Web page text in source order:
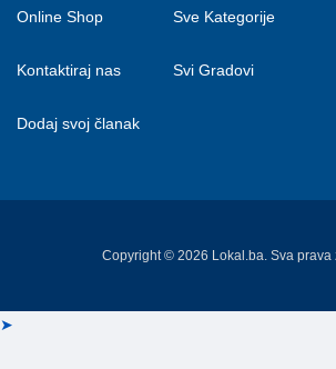
Online Shop
Kontaktiraj nas
Dodaj svoj članak
Sve Kategorije
Svi Gradovi
Copyright © 2026 Lokal.ba. Sva prava
➤